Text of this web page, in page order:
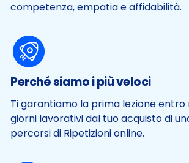
competenza, empatia e affidabilità.
Perché siamo i più veloci
Ti garantiamo la prima lezione entro
giorni lavorativi dal tuo acquisto di
percorsi di Ripetizioni online.